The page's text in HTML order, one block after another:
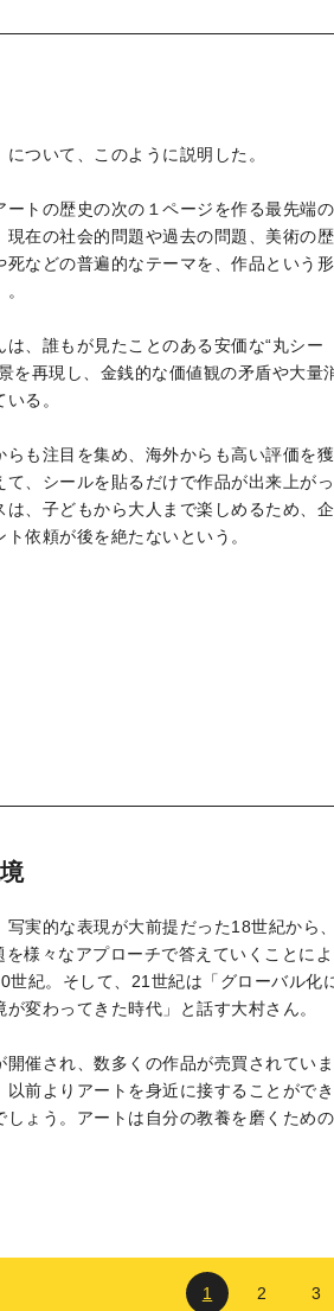
ついて、このように説明した。
ートの歴史の次の１ページを作る最先端の
在の社会的問題や過去の問題、美術の歴
などの普遍的なテーマを、作品という形
、誰もが見たことのある安価な“丸シー
を再現し、金銭的な価値観の矛盾や大量
る。
も注目を集め、海外からも高い評価を獲
、シールを貼るだけで作品が出来上がっ
、子どもから大人まで楽しめるため、企
依頼が後を絶たないという。
実的な表現が大前提だった18世紀から
様々なアプローチで答えていくことに
世紀。そして、21世紀は「グローバル
変わってきた時代」と話す大村さん。
開催され、数多くの作品が売買されて
前よりアートを身近に接することがで
ょう。アートは自分の教養を磨くため
1 2 3